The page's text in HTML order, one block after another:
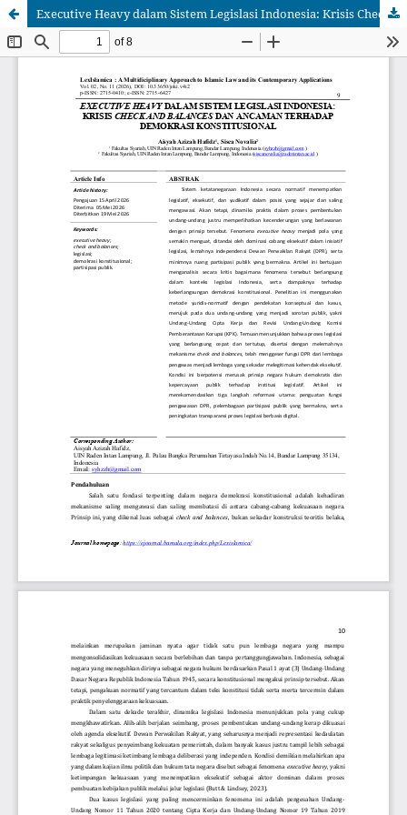
Executive Heavy dalam Sistem Legislasi Indonesia: Krisis Check and Balances dan Ancaman terhadap Demokrasi Konstitusional